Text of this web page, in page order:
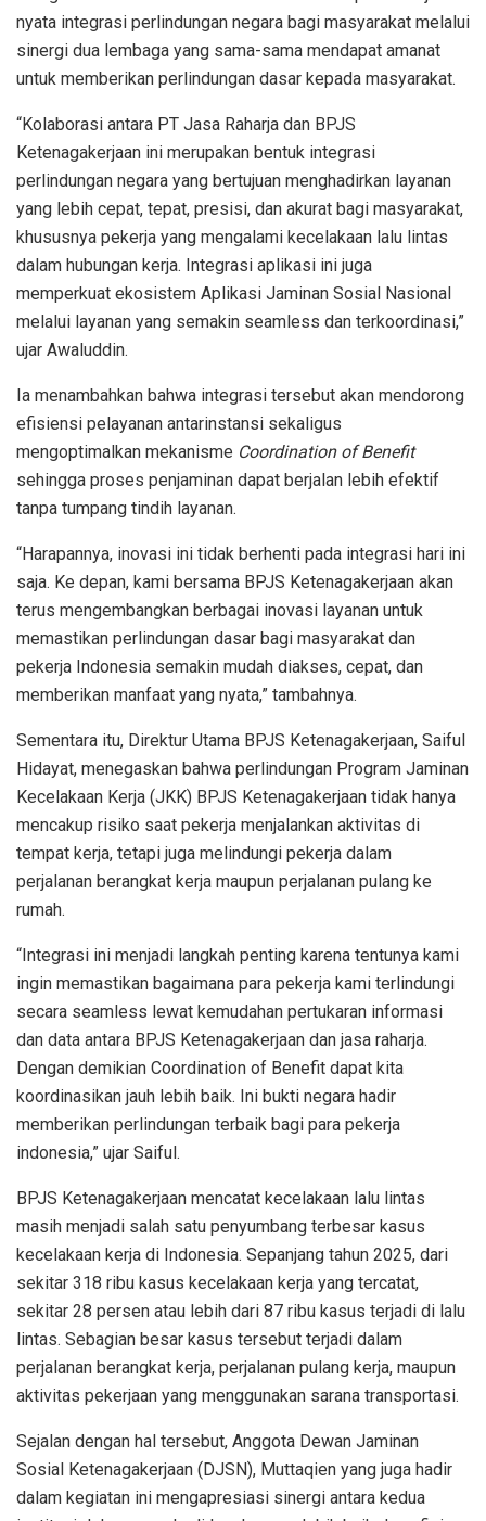
nyata integrasi perlindungan negara bagi masyarakat melalui
sinergi dua lembaga yang sama-sama mendapat amanat
untuk memberikan perlindungan dasar kepada masyarakat.
“Kolaborasi antara PT Jasa Raharja dan BPJS
Ketenagakerjaan ini merupakan bentuk integrasi
perlindungan negara yang bertujuan menghadirkan layanan
yang lebih cepat, tepat, presisi, dan akurat bagi masyarakat,
khususnya pekerja yang mengalami kecelakaan lalu lintas
dalam hubungan kerja. Integrasi aplikasi ini juga
memperkuat ekosistem Aplikasi Jaminan Sosial Nasional
melalui layanan yang semakin seamless dan terkoordinasi,”
ujar Awaluddin.
Ia menambahkan bahwa integrasi tersebut akan mendorong
efisiensi pelayanan antarinstansi sekaligus
mengoptimalkan mekanisme Coordination of Benefit
sehingga proses penjaminan dapat berjalan lebih efektif
tanpa tumpang tindih layanan.
“Harapannya, inovasi ini tidak berhenti pada integrasi hari ini
saja. Ke depan, kami bersama BPJS Ketenagakerjaan akan
terus mengembangkan berbagai inovasi layanan untuk
memastikan perlindungan dasar bagi masyarakat dan
pekerja Indonesia semakin mudah diakses, cepat, dan
memberikan manfaat yang nyata,” tambahnya.
Sementara itu, Direktur Utama BPJS Ketenagakerjaan, Saiful
Hidayat, menegaskan bahwa perlindungan Program Jaminan
Kecelakaan Kerja (JKK) BPJS Ketenagakerjaan tidak hanya
mencakup risiko saat pekerja menjalankan aktivitas di
tempat kerja, tetapi juga melindungi pekerja dalam
perjalanan berangkat kerja maupun perjalanan pulang ke
rumah.
“Integrasi ini menjadi langkah penting karena tentunya kami
ingin memastikan bagaimana para pekerja kami terlindungi
secara seamless lewat kemudahan pertukaran informasi
dan data antara BPJS Ketenagakerjaan dan jasa raharja.
Dengan demikian Coordination of Benefit dapat kita
koordinasikan jauh lebih baik. Ini bukti negara hadir
memberikan perlindungan terbaik bagi para pekerja
indonesia,” ujar Saiful.
BPJS Ketenagakerjaan mencatat kecelakaan lalu lintas
masih menjadi salah satu penyumbang terbesar kasus
kecelakaan kerja di Indonesia. Sepanjang tahun 2025, dari
sekitar 318 ribu kasus kecelakaan kerja yang tercatat,
sekitar 28 persen atau lebih dari 87 ribu kasus terjadi di lalu
lintas. Sebagian besar kasus tersebut terjadi dalam
perjalanan berangkat kerja, perjalanan pulang kerja, maupun
aktivitas pekerjaan yang menggunakan sarana transportasi.
Sejalan dengan hal tersebut, Anggota Dewan Jaminan
Sosial Ketenagakerjaan (DJSN), Muttaqien yang juga hadir
dalam kegiatan ini mengapresiasi sinergi antara kedua